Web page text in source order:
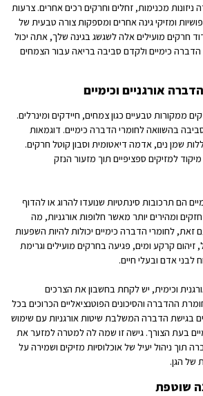
ניזונות מכנימות, זחלים וחרקים רכים אחרים. צרעות
ומזיקי גינה אחרים ומספקות צורה טבעית של
חרקים מועילים אלה לשגשג בגינה שלך, אתה יכול
כימיים ולקדם סביבה בריאה עבור הצמחים
אורגניים וכימיים
ממקורות טבעיים כגון צמחים, חיידקים ומינרלים.
בהשוואה לחומרי הדברה כימיים. דוגמאות
שמן נים, אדמה דיאטומית וסבון קוטל חרקים.
למזיקים ספציפיים תוך מזעור הנזק
הם תרכובות סינתטיות שנועדו להרוג או להדוף
ומהירים יותר מאשר חלופות אורגניות, מה
זאת, לחומרי הדברה כימיים יכולות להיות השפעות
קרקע ומים, פגיעה בחרקים מועילים וגרימת
לבני אדם ובעלי חיים.
וכימית, יש לקחת בחשבון את הצרכים
ההדברה והסיכונים הפוטנציאליים הכרוכים בכל
בגישת הדברה המשלבת שיטות אורגניות עם שימוש
בעת הצורך. גישה זו שמה לה למטרה למזער את
תוך ניהול יעיל של אוכלוסיות מזיקים ושמירה על
של הגן.
שוטפת